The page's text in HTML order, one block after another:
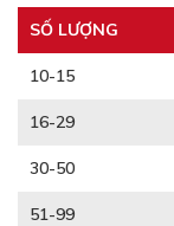
SỐ LƯỢNG
10-15
16-29
30-50
51-99